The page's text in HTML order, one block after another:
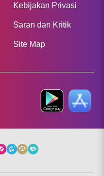
Kebijakan Privasi
Saran dan Kritik
Site Map